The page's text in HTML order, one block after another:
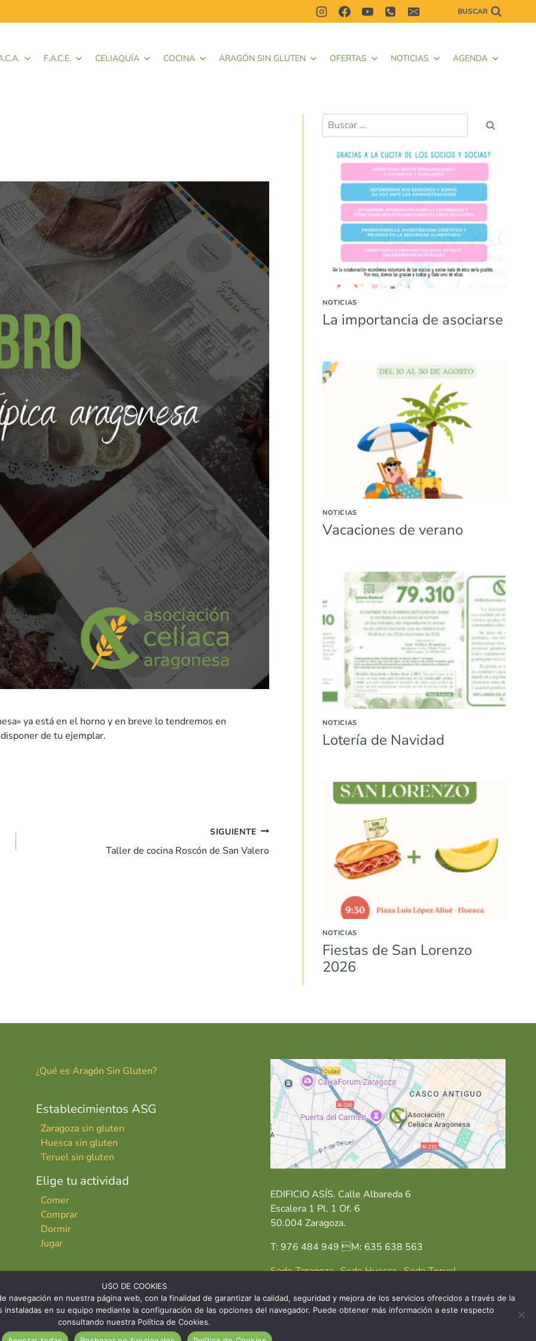
BUSCAR
F.A.C.E. CELIAQUÍA COCINA ARAGÓN SIN GLUTEN OFERTAS NOTICIAS AGENDA
ya está en el horno y en breve lo tendremos en
de tu ejemplar.
SIGUIENTE
Taller de cocina Roscón de San Valero
NOTICIAS
La importancia de asociarse
NOTICIAS
Vacaciones de verano
NOTICIAS
Lotería de Navidad
NOTICIAS
Fiestas de San Lorenzo
2026
¿Qué es Aragón Sin Gluten?
Establecimientos ASG
Zaragoza sin gluten
Huesca sin gluten
Teruel sin gluten
Elige tu actividad
Comer
Comprar
Dormir
Jugar
EDIFICIO ASÍS. Calle Albareda 6
Escalera 1 Pl. 1 Of. 6
50.004 Zaragoza.
T: 976 484 949 M: 635 638 563
Sede Zaragoza·Sede Huesca·Sede Teruel
USO DE COOKIES
navegación en nuestra página web, con la finalidad de garantizar la calidad, seguridad y mejora de los servicios ofrecidos a través de la
instaladas en su equipo mediante la configuración de las opciones del navegador. Puede obtener más información a este respecto
consultando nuestra Política de Cookies.